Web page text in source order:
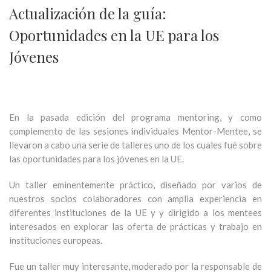
Actualización de la guía:
Oportunidades en la UE para los
Jóvenes
En la pasada edición del programa mentoring, y como
complemento de las sesiones individuales Mentor-Mentee, se
llevaron a cabo una serie de talleres uno de los cuales fué sobre
las oportunidades para los jóvenes en la UE.
Un taller eminentemente práctico, diseñado por varios de
nuestros socios colaboradores con amplia experiencia en
diferentes instituciones de la UE y y dirigido a los mentees
interesados en explorar las oferta de prácticas y trabajo en
instituciones europeas.
Fue un taller muy interesante, moderado por la responsable de